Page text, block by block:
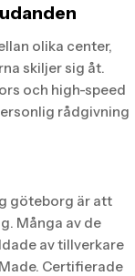
olika center,
skiljer sig åt.
och high-speed
rådgivning
göteborg är att
Många av de
av tillverkare
Certifierade